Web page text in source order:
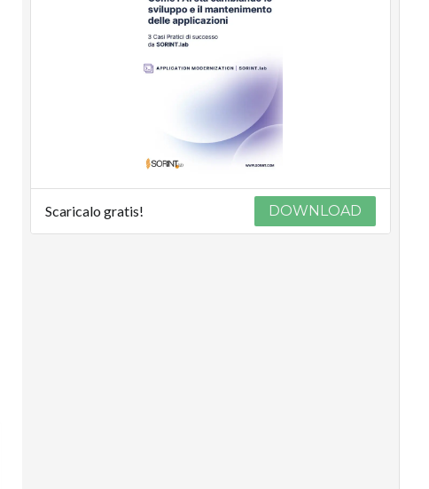
Scaricalo gratis! DOWNLOAD